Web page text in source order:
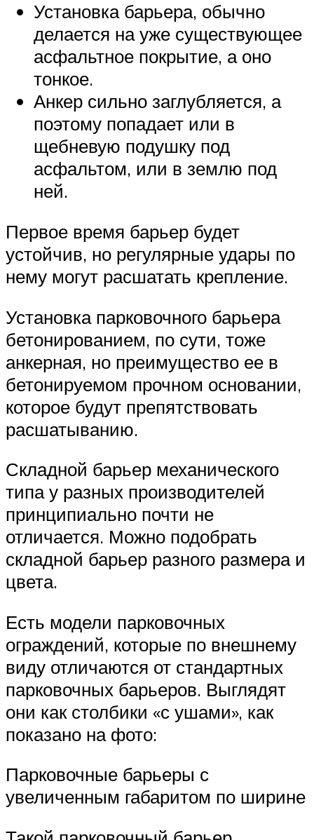
Установка барьера, обычно
делается на уже существующее
асфальтное покрытие, а оно
тонкое.
Анкер сильно заглубляется, а
поэтому попадает или в
щебневую подушку под
асфальтом, или в землю под
ней.
Первое время барьер будет
устойчив, но регулярные удары по
нему могут расшатать крепление.
Установка парковочного барьера
бетонированием, по сути, тоже
анкерная, но преимущество ее в
бетонируемом прочном основании,
которое будут препятствовать
расшатыванию.
Складной барьер механического
типа у разных производителей
принципиально почти не
отличается. Можно подобрать
складной барьер разного размера и
цвета.
Есть модели парковочных
ограждений, которые по внешнему
виду отличаются от стандартных
парковочных барьеров. Выглядят
они как столбики «с ушами», как
показано на фото:
Парковочные барьеры с
увеличенным габаритом по ширине